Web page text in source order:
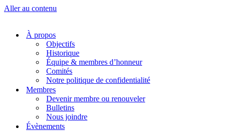
Aller au contenu
À propos
Objectifs
Historique
Équipe & membres d’honneur
Comités
Notre politique de confidentialité
Membres
Devenir membre ou renouveler
Bulletins
Nous joindre
Évènements